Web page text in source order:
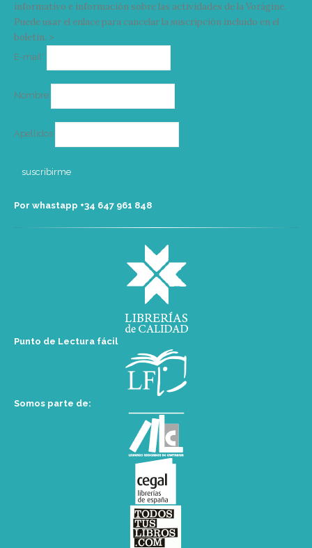
informativo e información sobre las actividades de la Vorágine.
Puede usar el enlace para cancelar la suscripción incluido en el
boletín. >
E-mail*
Nombre
Apellidos
Por whastapp +34 ‭647 961 848‬
Punto de Lectura fácil
Somos parte de: